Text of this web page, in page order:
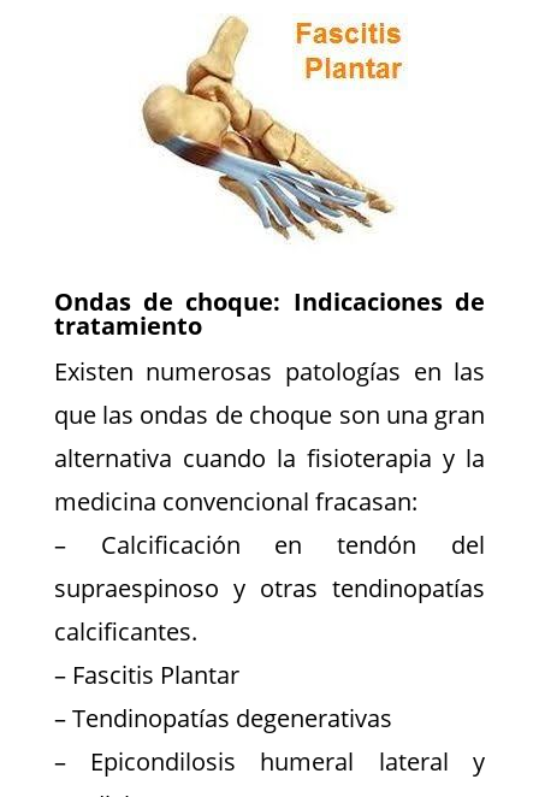
Ondas de choque: Indicaciones de
tratamiento
Existen numerosas patologías en las
que las ondas de choque son una gran
alternativa cuando la fisioterapia y la
medicina convencional fracasan:
– Calcificación en tendón del
supraespinoso y otras tendinopatías
calcificantes.
– Fascitis Plantar
– Tendinopatías degenerativas
– Epicondilosis humeral lateral y